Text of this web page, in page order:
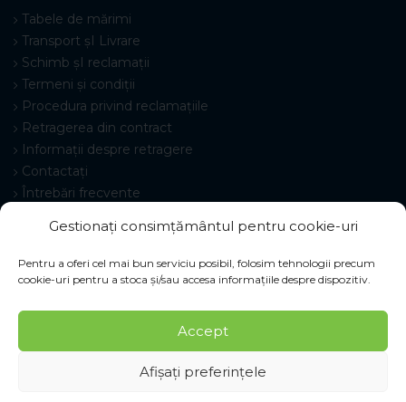
Gestionați consimțământul pentru cookie-uri
Pentru a oferi cel mai bun serviciu posibil, folosim tehnologii precum
cookie-uri pentru a stoca și/sau accesa informațiile despre dispozitiv.
Accept
Afișați preferințele
Tabele de mărimi
Transport șI Livrare
Schimb șI reclamații
Termeni și condiții
Procedura privind reclamațiile
Retragerea din contract
Informații despre retragere
Contactați
Întrebări frecvente
© 2026 Pracovné odevy ZIKO s. r. o., toate drepturile